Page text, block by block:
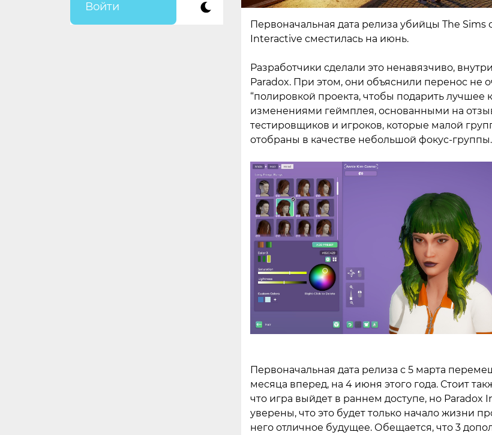
Войти
Первоначальная дата релиза убийцы The Sims
Interactive сместилась на июнь.
Разработчики сделали это ненавязчиво, внутри
Paradox. При этом, они объяснили перенос не
“полировкой проекта, чтобы подарить лучшее
изменениями геймплея, основанными на
тестировщиков и игроков, которые малой
отобраны в качестве небольшой фокус-группы.
Первоначальная дата релиза с 5 марта
месяца вперед, на 4 июня этого года. Стоит
что игра выйдет в раннем доступе, но Paradox
уверены, что это будет только начало жизни
него отличное будущее. Обещается, что 3